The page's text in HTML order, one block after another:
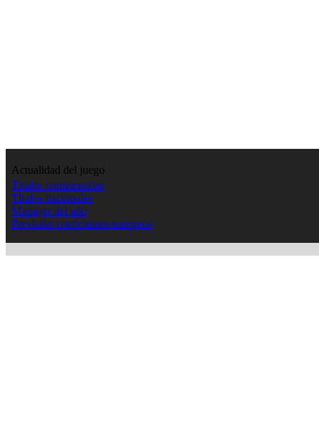
Actualidad del juego
Títulos continentales
Títulos nacionales
Manager del año
Previsión coeficientes europeos